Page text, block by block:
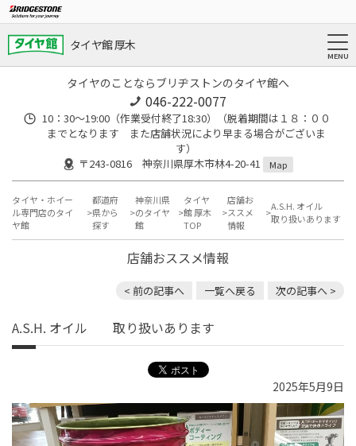
タイヤ館 厚木
タイヤのことならブリヂストンのタイヤ館へ
046-222-0077
10：30～19:00（作業受付終了18:30）（脱着期間は１８：００
までとなります また店舗状況により早まる場合がございま
す）
〒243-0816 神奈川県厚木市林4-20-41
Map
タイヤ・ホイー
ル専門店のタイ
ヤ館
都道府
県から
探す
神奈川県
のタイヤ
館
タイヤ
館 厚木
TOP
店舗お
ススメ
情報
A.S.H. オイル
取り扱いあります
店舗おススメ情報
< 前の記事へ 一覧へ戻る 次の記事へ >
A.S.H. オイル 取り扱いあります
2025年5月9日